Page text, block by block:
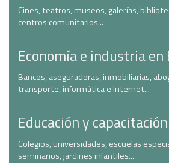
Cines, teatros, museos, galerías,
centros comunitarios...
Economía e industria en
Bancos, aseguradoras, inmobiliarias,
transporte, informática e Internet...
Educación y
Colegios, universidades, escuelas
seminarios, jardines infantiles...